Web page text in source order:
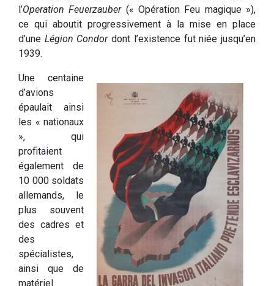
l’Operation Feuerzauber(« Opération Feu magique »),
ce qui aboutit progressivement à la mise en place
d’une Légion Condordont l’existence fut niée jusqu’en
1939.
Une centaine
d’avions
épaulait ainsi
les « nationaux
», qui
profitaient
également de
10 000 soldats
allemands, le
plus souvent
des cadres et
des
spécialistes,
ainsi que de
matériel